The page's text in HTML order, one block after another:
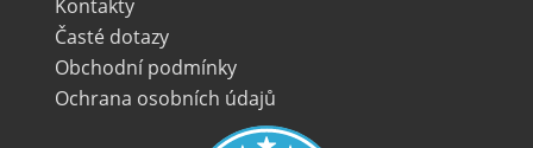
Kontakty
Časté dotazy
Obchodní podmínky
Ochrana osobních údajů